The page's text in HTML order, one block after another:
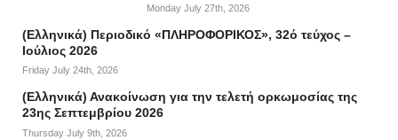
Monday July 27th, 2026
(Ελληνικά) Περιοδικό «ΠΛΗΡΟΦΟΡΙΚΟΣ», 32ό τεύχος –
Ιούλιος 2026
Friday July 24th, 2026
(Ελληνικά) Ανακοίνωση για την τελετή ορκωμοσίας της
23ης Σεπτεμβρίου 2026
Thursday July 9th, 2026